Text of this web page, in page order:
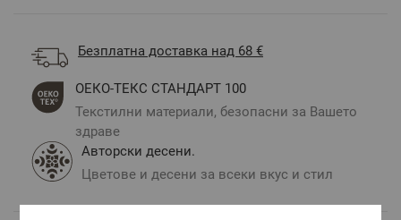
Безплатна доставка над 68 €
ОЕКО-ТЕКС СТАНДАРТ 100
Текстилни материали, безопасни за Вашето
здраве
Авторски десени.
Цветове и десени за всеки вкус и стил